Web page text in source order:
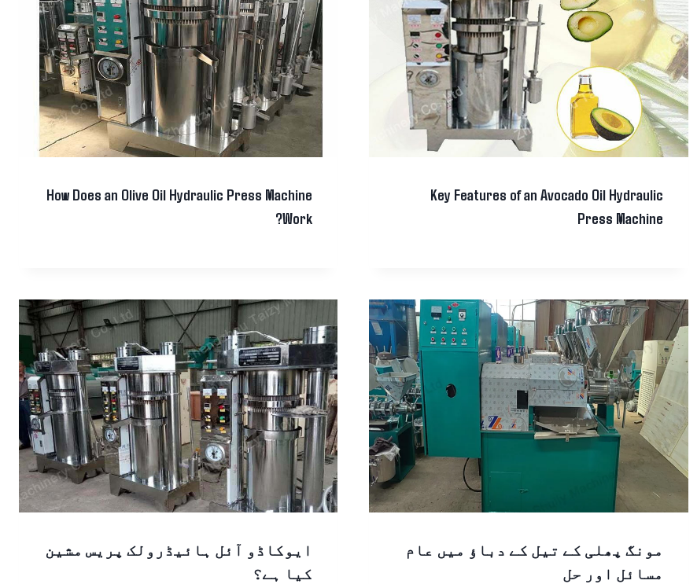
Key Features of an Avocado Oil Hydraulic
Press Machine
How Does an Olive Oil Hydraulic Press Machine
Work?
مونگ پھلی کے تیل کے دباؤ میں عام
مسائل اور حل
ایوکاڈو آئل ہائیڈرولک پریس مشین
کیا ہے؟